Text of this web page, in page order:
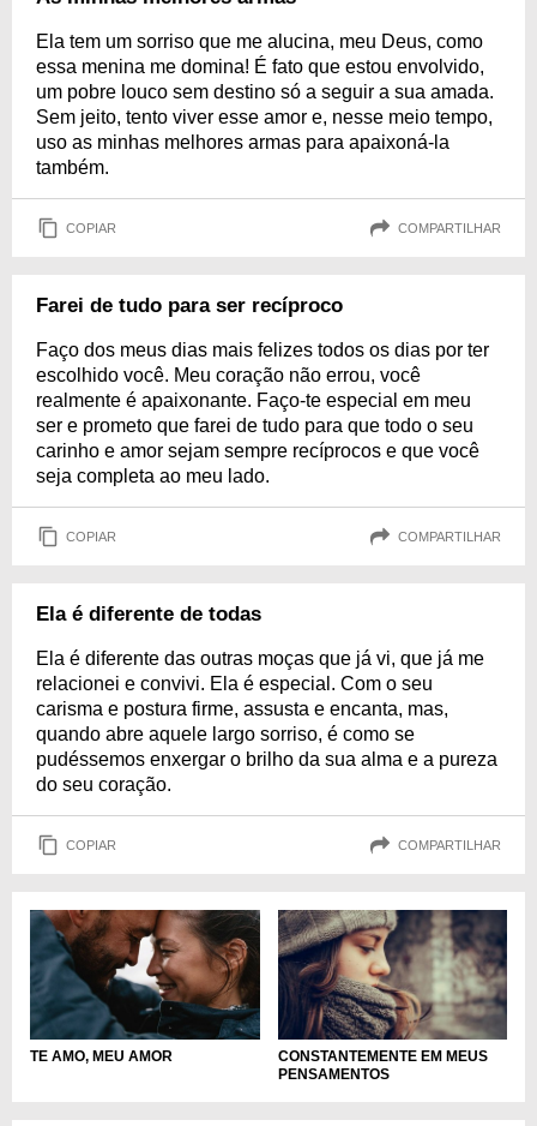
Ela tem um sorriso que me alucina, meu Deus, como
essa menina me domina! É fato que estou envolvido,
um pobre louco sem destino só a seguir a sua amada.
Sem jeito, tento viver esse amor e, nesse meio tempo,
uso as minhas melhores armas para apaixoná-la
também.
COPIAR COMPARTILHAR
Farei de tudo para ser recíproco
Faço dos meus dias mais felizes todos os dias por ter
escolhido você. Meu coração não errou, você
realmente é apaixonante. Faço-te especial em meu
ser e prometo que farei de tudo para que todo o seu
carinho e amor sejam sempre recíprocos e que você
seja completa ao meu lado.
COPIAR COMPARTILHAR
Ela é diferente de todas
Ela é diferente das outras moças que já vi, que já me
relacionei e convivi. Ela é especial. Com o seu
carisma e postura firme, assusta e encanta, mas,
quando abre aquele largo sorriso, é como se
pudéssemos enxergar o brilho da sua alma e a pureza
do seu coração.
COPIAR COMPARTILHAR
TE AMO, MEU AMOR
CONSTANTEMENTE EM MEUS
PENSAMENTOS